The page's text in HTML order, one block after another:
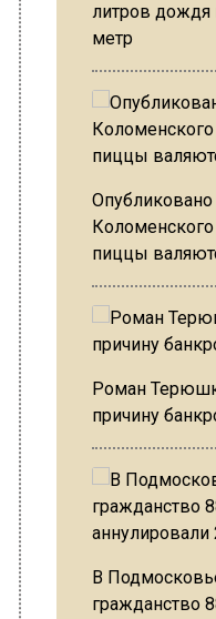
литров дождя
метр
Коломенского
пиццы
Роман
причину
В
гражданство